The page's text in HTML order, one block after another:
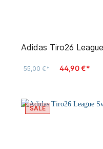
Adidas Tiro26
55,00 €* 44,90 €*
SALE